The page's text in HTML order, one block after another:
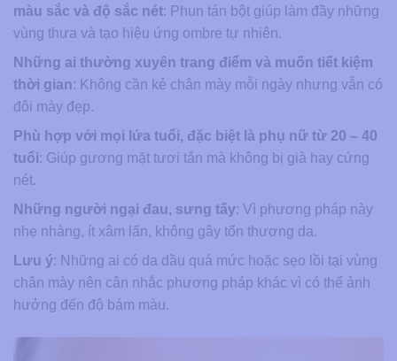
màu sắc và độ sắc nét: Phun tán bột giúp làm đầy những
vùng thưa và tạo hiệu ứng ombre tự nhiên.
Những ai thường xuyên trang điểm và muốn tiết kiệm
thời gian: Không cần kẻ chân mày mỗi ngày nhưng vẫn có
đôi mày đẹp.
Phù hợp với mọi lứa tuổi, đặc biệt là phụ nữ từ 20 – 40
tuổi: Giúp gương mặt tươi tắn mà không bị già hay cứng
nét.
Những người ngại đau, sưng tấy: Vì phương pháp này
nhẹ nhàng, ít xâm lấn, không gây tổn thương da.
Lưu ý: Những ai có da dầu quá mức hoặc sẹo lồi tại vùng
chân mày nên cân nhắc phương pháp khác vì có thể ảnh
hưởng đến độ bám màu.